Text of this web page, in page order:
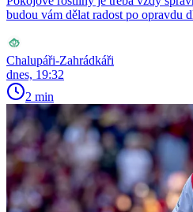
budou vám dělat radost po opravdu
Chalupáři-Zahrádkáři
dnes, 19:32
2 min